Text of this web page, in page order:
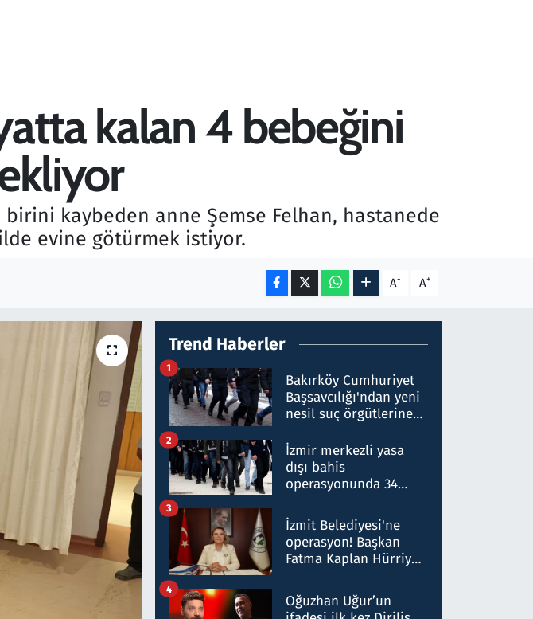
kalan 4 bebeğini
kaybeden anne Şemse Felhan, hastanede
evine götürmek istiyor.
A- A+
Trend Haberler
Bakırköy Cumhuriyet
Başsavcılığı'ndan yeni
nesil suç örgütlerine
hakkında gözaltı kararı
1
İzmir merkezli yasa
dışı bahis
operasyonunda 34
Milyar liralık para
trafiği tespit edildi
2
İzmit Belediyesi'ne
operasyon! Başkan
Fatma Kaplan Hürriyet
3
Oğuzhan Uğur’un
4